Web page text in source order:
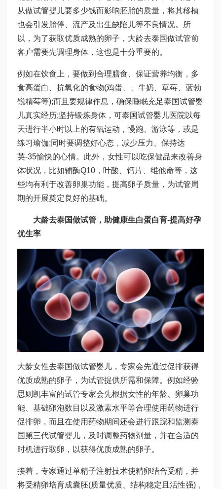
从做试管婴儿要多少钱而影响胚胎的质量，将其移植
也会引发胎停、流产及出生缺陷儿等不良情况。所
以，为了获取优质成熟的卵子，大龄去泰国做试管前
客户需要先调理身体，这也是十分重要的。
例如在饮食上，要做到合理膳食、保证营养均衡，多
食高蛋白、抗氧化的食物(鸡蛋、、牛奶、草莓、蓝勃
锐精莓等);而且要规律作息，确保睡眠充足泰国试管婴
儿真实经历;坚持锻炼身体，可泰国试管婴儿医院 以每
天进行半小时以上的有氧运动，慢跑、游泳等，或是
练习瑜伽;同时要调整好心态，减少压力、保持达
英-35愉快的心情。此外，女性可以吃保健品来改善身
体状况，比如辅酶Q10，叶酸、钙片、维他命等，这
些均有利于改善卵巢功能，提高卵子质量，为试管周
期的开展奠定良好的基础。
大龄去泰国做试管，助健康生白蛋白育-提高好孕
优生率
大龄女性去泰国做试管婴儿，专家会先通过促排获得
优质成熟的卵子，为试管提供所需和保障。例如经验
思则凯丰富的试管专家会先根据女性的年龄、卵巢功
能、基础卵泡数目以及激素水平等合理使用药物进行
促排卵，而且在使用药物期间还会进行跟踪和监测泰
国第三代试管婴儿 ，及时调整药物剂量，并在合适的
时机进行取卵，以获得优质成熟的卵子。
接着，专家通过单精子注射技术使精卵结合受精，并
将受精卵培育成囊胚(质量优质、结构稳定且活性强)，